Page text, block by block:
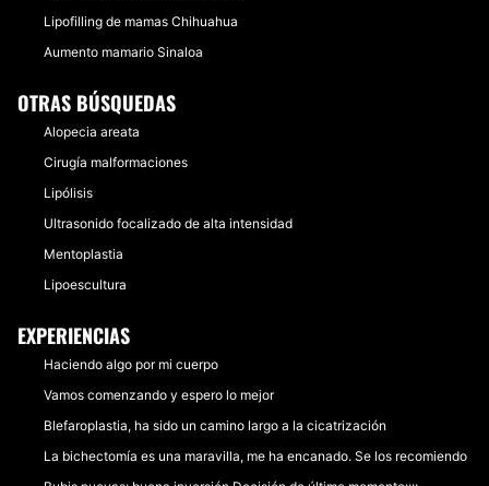
Lipofilling de mamas Chihuahua
Aumento mamario Sinaloa
OTRAS BÚSQUEDAS
Alopecia areata
Cirugía malformaciones
Lipólisis
Ultrasonido focalizado de alta intensidad
Mentoplastia
Lipoescultura
EXPERIENCIAS
Haciendo algo por mi cuerpo
Vamos comenzando y espero lo mejor
Blefaroplastia, ha sido un camino largo a la cicatrización
La bichectomía es una maravilla, me ha encanado. Se los recomiendo